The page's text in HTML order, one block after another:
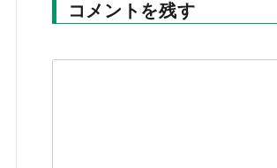
info@agriz.net
コメントを残す